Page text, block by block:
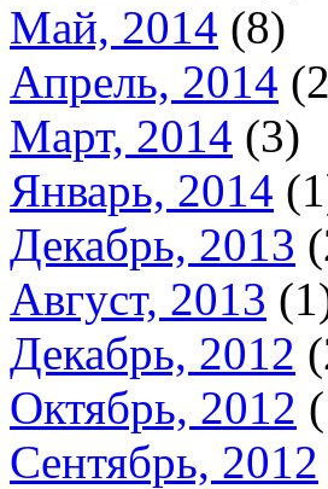
Май, 2014 (8)
Апрель, 2014
Март, 2014 (3)
Январь, 2014
Декабрь, 2013
Август, 2013
Декабрь, 2012
Октябрь, 2012
Сентябрь, 2012